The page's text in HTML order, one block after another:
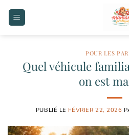
POUR LES
Quel véhicule
on est
PUBLIÉ LE FÉVRIER 22, 2026